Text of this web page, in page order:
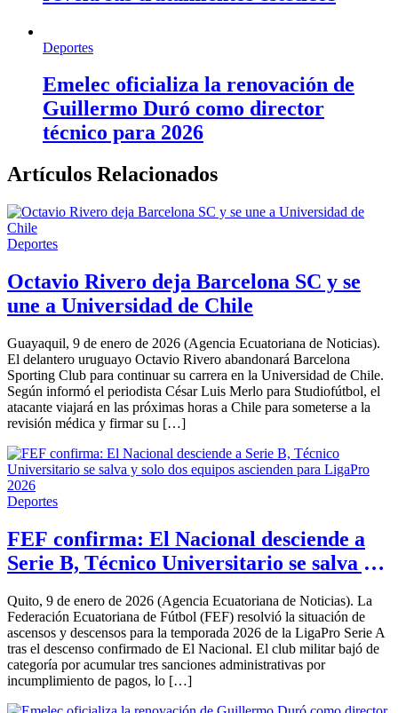
Deportes
Emelec oficializa la renovación de
Guillermo Duró como director
técnico para 2026
Artículos Relacionados
Deportes
Octavio Rivero deja Barcelona SC y se
une a Universidad de Chile
Guayaquil, 9 de enero de 2026 (Agencia Ecuatoriana de Noticias).
El delantero uruguayo Octavio Rivero abandonará Barcelona
Sporting Club para continuar su carrera en la Universidad de Chile.
Según informó el periodista César Luis Merlo para Studiofútbol, el
atacante viajará en las próximas horas a Chile para someterse a la
revisión médica y firmar su […]
Deportes
FEF confirma: El Nacional desciende a
Serie B, Técnico Universitario se salva y
2026
Quito, 9 de enero de 2026 (Agencia Ecuatoriana de Noticias). La
Federación Ecuatoriana de Fútbol (FEF) resolvió la situación de
ascensos y descensos para la temporada 2026 de la LigaPro Serie A
tras el descenso confirmado de El Nacional. El club militar bajó de
categoría por acumular tres sanciones administrativas por
incumplimiento de pagos, lo […]